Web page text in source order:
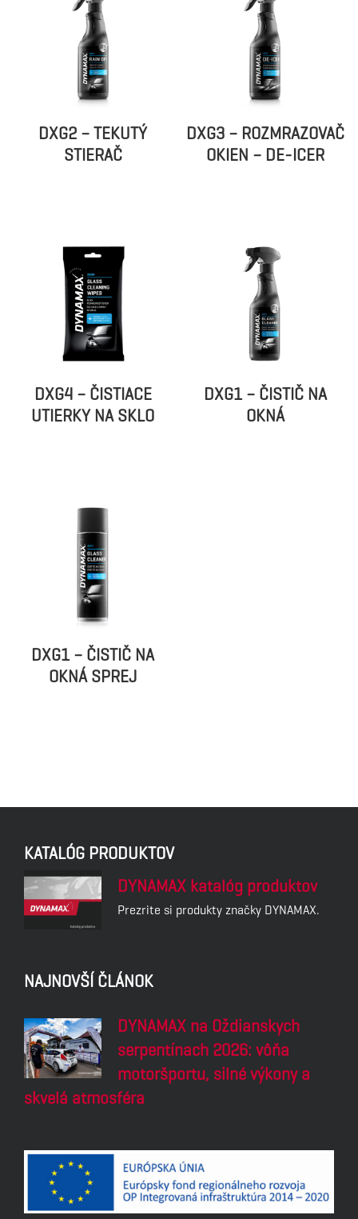
DXG2 – TEKUTÝ
STIERAČ
DXG3 – ROZMRAZOVAČ
OKIEN – DE-ICER
DXG4 – ČISTIACE
UTIERKY NA SKLO
DXG1 – ČISTIČ NA
OKNÁ
DXG1 – ČISTIČ NA
OKNÁ SPREJ
KATALÓG PRODUKTOV
DYNAMAX katalóg produktov
Prezrite si produkty značky DYNAMAX.
NAJNOVŠÍ ČLÁNOK
DYNAMAX na Oždianskych
serpentínach 2026: vôňa
motoršportu, silné výkony a
skvelá atmosféra